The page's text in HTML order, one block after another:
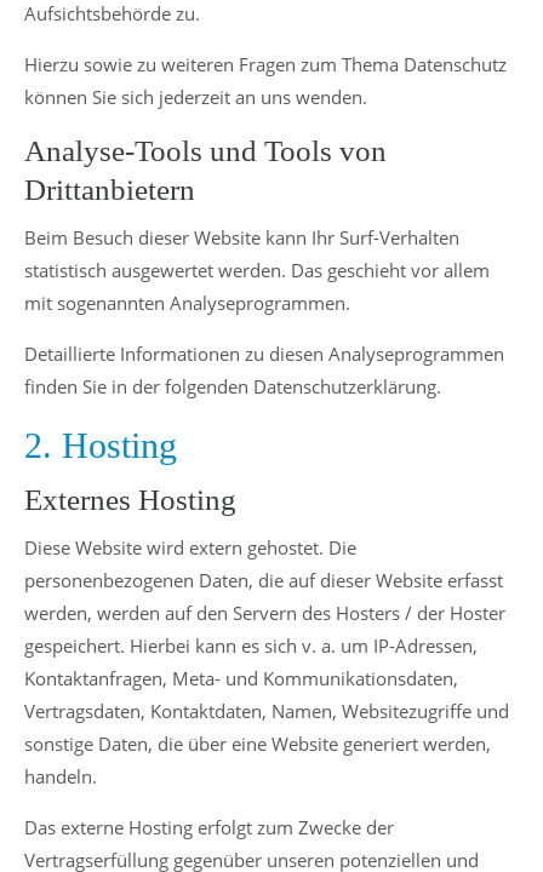
Aufsichtsbehörde zu.
Hierzu sowie zu weiteren Fragen zum Thema Datenschutz
können Sie sich jederzeit an uns wenden.
Analyse-Tools und Tools von
Drittanbietern
Beim Besuch dieser Website kann Ihr Surf-Verhalten
statistisch ausgewertet werden. Das geschieht vor allem
mit sogenannten Analyseprogrammen.
Detaillierte Informationen zu diesen Analyseprogrammen
finden Sie in der folgenden Datenschutzerklärung.
2. Hosting
Externes Hosting
Diese Website wird extern gehostet. Die
personenbezogenen Daten, die auf dieser Website erfasst
werden, werden auf den Servern des Hosters / der Hoster
gespeichert. Hierbei kann es sich v. a. um IP-Adressen,
Kontaktanfragen, Meta- und Kommunikationsdaten,
Vertragsdaten, Kontaktdaten, Namen, Websitezugriffe und
sonstige Daten, die über eine Website generiert werden,
handeln.
Das externe Hosting erfolgt zum Zwecke der
Vertragserfüllung gegenüber unseren potenziellen und